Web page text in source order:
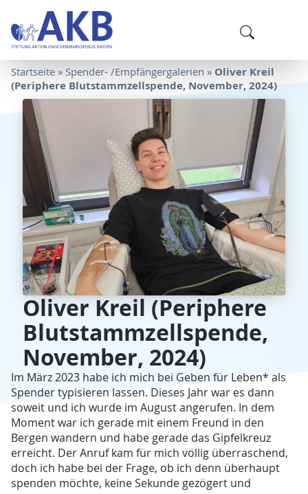
Startseite » Spender- /Empfängergalerien » Oliver Kreil
(Periphere Blutstammzellspende, November, 2024)
Oliver Kreil (Periphere
Blutstammzellspende,
November, 2024)
Im März 2023 habe ich mich bei Geben für Leben* als
Spender typisieren lassen. Dieses Jahr war es dann
soweit und ich wurde im August angerufen. In dem
Moment war ich gerade mit einem Freund in den
Bergen wandern und habe gerade das Gipfelkreuz
erreicht. Der Anruf kam für mich völlig überraschend,
doch ich habe bei der Frage, ob ich denn überhaupt
spenden möchte, keine Sekunde gezögert und